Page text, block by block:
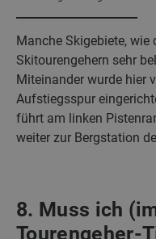
Manche Skigebiete, wie
Skitourengehern sehr
Miteinander wurde hier
Aufstiegsspur
führt am linken
weiter zur Bergstation
8. Muss ich
Tourengeher-